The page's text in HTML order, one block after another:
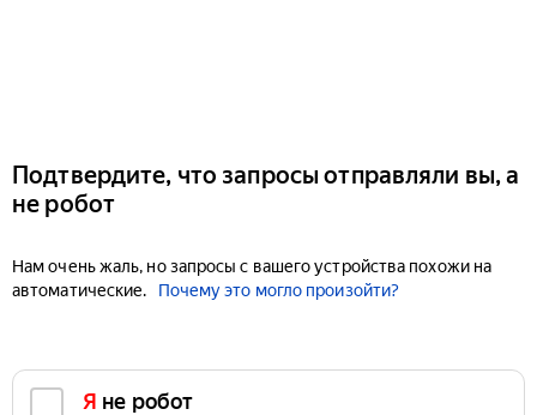
Подтвердите, что запросы отправляли вы, а
не робот
Нам очень жаль, но запросы с вашего устройства похожи на
автоматические.
Почему это могло произойти?
Я не робот